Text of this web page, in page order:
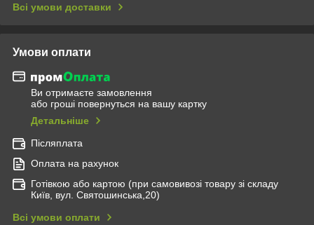
Всі умови доставки
Умови оплати
Ви отримаєте замовлення
або гроші повернуться на вашу картку
Детальніше
Післяплата
Оплата на рахунок
Готівкою або картою (при самовивозі товару зі складу
Київ, вул. Святошинська,20)
Всі умови оплати